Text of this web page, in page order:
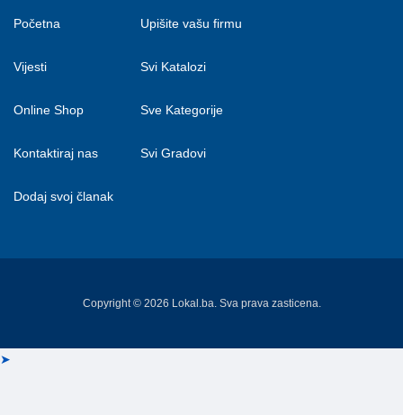
Početna
Vijesti
Online Shop
Kontaktiraj nas
Dodaj svoj članak
Upišite vašu firmu
Svi Katalozi
Sve Kategorije
Svi Gradovi
Copyright © 2026 Lokal.ba. Sva prava zasticena.
➤